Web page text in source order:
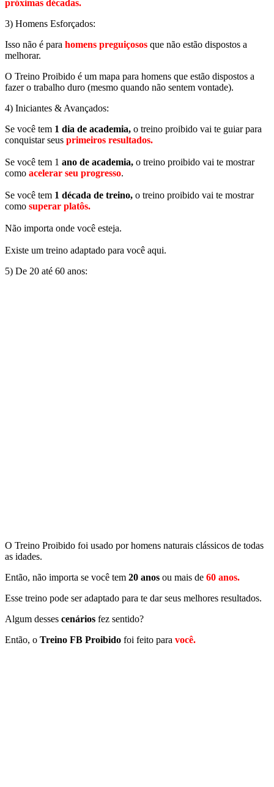
próximas décadas.
3) Homens Esforçados:
Isso não é para homens preguiçosos que não estão dispostos a
melhorar.
O Treino Proibido é um mapa para homens que estão dispostos a
fazer o trabalho duro (mesmo quando não sentem vontade).
4) Iniciantes & Avançados:
Se você tem 1 dia de academia, o treino proibido vai te guiar para
conquistar seus primeiros resultados.
Se você tem 1 ano de academia, o treino proibido vai te mostrar
como acelerar seu progresso.
Se você tem 1 década de treino, o treino proibido vai te mostrar
como superar platôs.
Não importa onde você esteja.
Existe um treino adaptado para você aqui.
5) De 20 até 60 anos:
O Treino Proibido foi usado por homens naturais clássicos de todas
as idades.
Então, não importa se você tem 20 anos ou mais de 60 anos.
Esse treino pode ser adaptado para te dar seus melhores resultados.
Algum desses cenários fez sentido?
Então, o Treino FB Proibido foi feito para você.